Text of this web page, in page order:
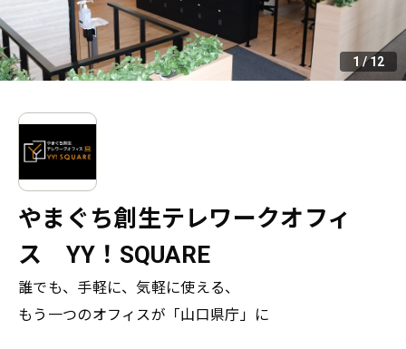
1 /12
やまぐち創生テレワークオフィ
ス YY！SQUARE
誰でも、手軽に、気軽に使える、
もう一つのオフィスが「山口県庁」に